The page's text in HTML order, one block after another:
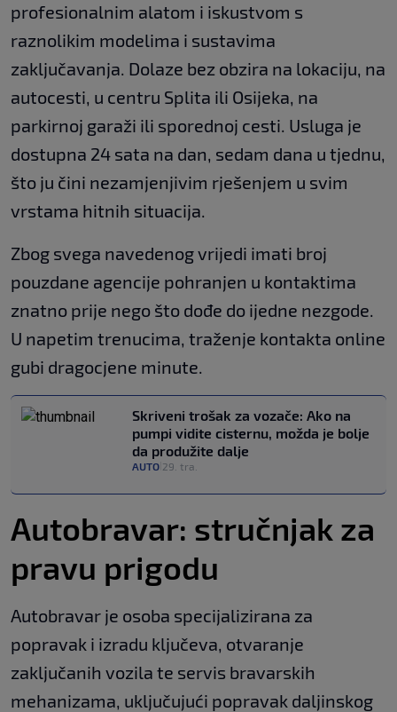
profesionalnim alatom i iskustvom s
raznolikim modelima i sustavima
zaključavanja. Dolaze bez obzira na lokaciju, na
autocesti, u centru Splita ili Osijeka, na
parkirnoj garaži ili sporednoj cesti. Usluga je
dostupna 24 sata na dan, sedam dana u tjednu,
što ju čini nezamjenjivim rješenjem u svim
vrstama hitnih situacija.
Zbog svega navedenog vrijedi imati broj
pouzdane agencije pohranjen u kontaktima
znatno prije nego što dođe do ijedne nezgode.
U napetim trenucima, traženje kontakta online
gubi dragocjene minute.
Skriveni trošak za vozače: Ako na
pumpi vidite cisternu, možda je bolje
da produžite dalje
AUTO 29. tra.
Autobravar: stručnjak za
pravu prigodu
Autobravar je osoba specijalizirana za
popravak i izradu ključeva, otvaranje
zaključanih vozila te servis bravarskih
mehanizama, uključujući popravak daljinskog